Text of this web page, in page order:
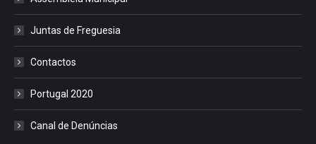
Juntas de Freguesia
Contactos
Portugal 2020
Canal de Denúncias